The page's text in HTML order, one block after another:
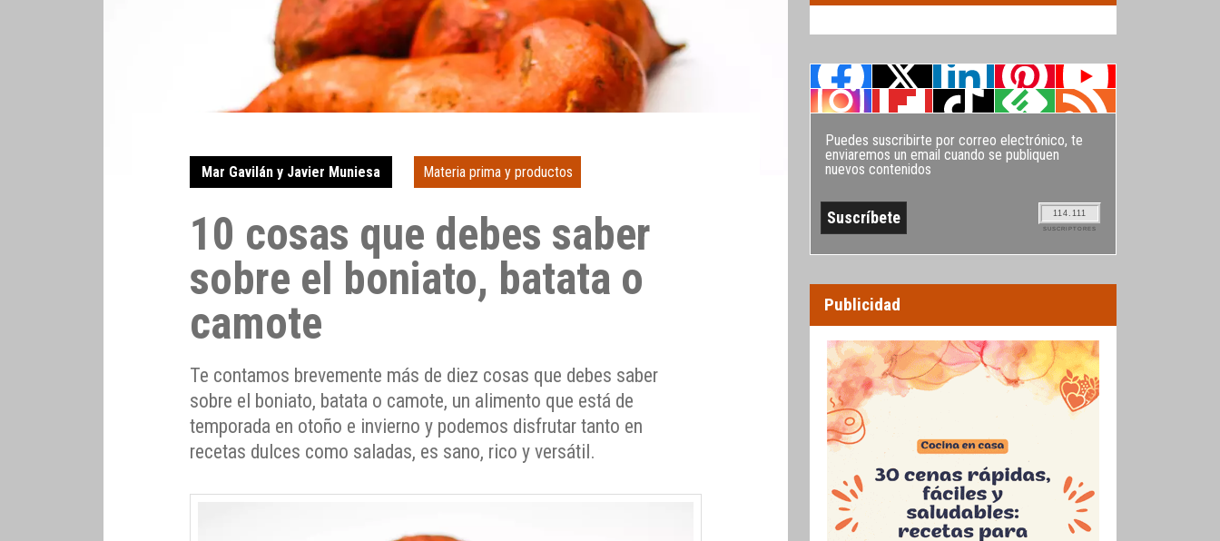
Mar Gavilán y Javier Muniesa Materia prima y productos
10 cosas que debes saber
sobre el boniato, batata o
camote
Te contamos brevemente más de diez cosas que debes saber
sobre el boniato, batata o camote, un alimento que está de
temporada en otoño e invierno y podemos disfrutar tanto en
recetas dulces como saladas, es sano, rico y versátil.
Puedes suscribirte por correo electrónico, te
enviaremos un email cuando se publiquen
nuevos contenidos
114.111
SUSCRIPTORES
Publicidad